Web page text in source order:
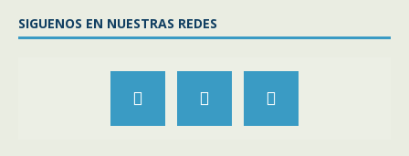
SIGUENOS EN NUESTRAS REDES